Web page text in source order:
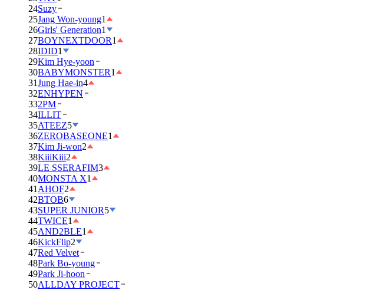
24Suzy
25Jang Won-young1
26Girls' Generation1
27BOYNEXTDOOR1
28IDID1
29Kim Hye-yoon
30BABYMONSTER1
31Jung Hae-in4
32ENHYPEN
332PM
34ILLIT
35ATEEZ5
36ZEROBASEONE1
37Kim Ji-won2
38KiiiKiii2
39LE SSERAFIM3
40MONSTA X1
41 AHOF2
42BTOB6
43SUPER JUNIOR5
44TWICE1
45AND2BLE1
46KickFlip2
47Red Velvet
48Park Bo-young
49Park Ji-hoon
50ALLDAY PROJECT